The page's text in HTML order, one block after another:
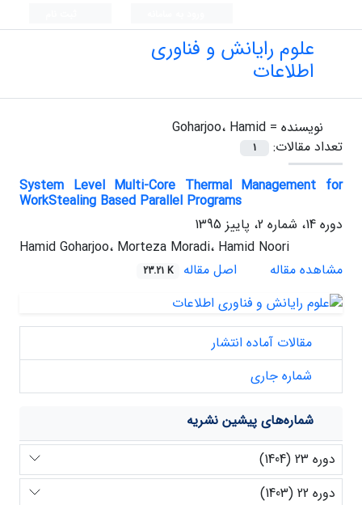
علوم رایانش و فناوری
اطلاعات
نویسنده = Goharjoo، Hamid
تعداد مقالات:
1
System Level Multi-Core Thermal Management for
WorkStealing Based Parallel Programs
دوره 14، شماره 2، پاییز 1395
Hamid Goharjoo، Morteza Moradi، Hamid Noori
مشاهده مقاله
اصل مقاله 23.21 K
مقالات آماده انتشار
شماره جاری
شماره‌های پیشین نشریه
دوره 23 (1404)
دوره 22 (1403)